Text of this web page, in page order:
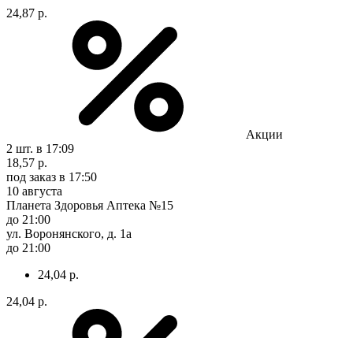
24,87 р.
Акции
2 шт. в 17:09
18,57 р.
под заказ в 17:50
10 августа
Планета Здоровья Аптека №15
до 21:00
ул. Воронянского, д. 1а
до 21:00
24,04 р.
24,04 р.